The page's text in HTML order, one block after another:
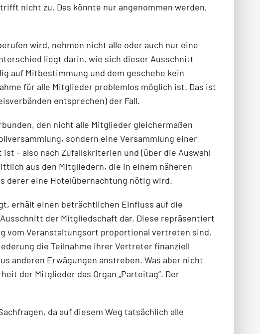
nicht zu. Das könnte nur angenommen werden,
wird, nehmen nicht alle oder auch nur eine
liegt darin, wie sich dieser Ausschnitt
auf Mitbestimmung und dem geschehe kein
für alle Mitglieder problemlos möglich ist. Das ist
entsprechen) der Fall.
den nicht alle Mitglieder gleichermaßen
sondern eine Versammlung einer
– also nach Zufallskriterien und (über die Auswahl
aus den Mitgliedern, die in einem näheren
derer eine Hotelübernachtung nötig wird.
erhält einen beträchtlichen Einfluss auf die
der Mitgliedschaft dar. Diese repräsentiert
vom Veranstaltungsort proportional vertreten sind.
die Teilnahme ihrer Vertreter finanziell
anderen Erwägungen anstreben. Was aber nicht
der Mitglieder das Organ „Parteitag“. Der
da auf diesem Weg tatsächlich alle